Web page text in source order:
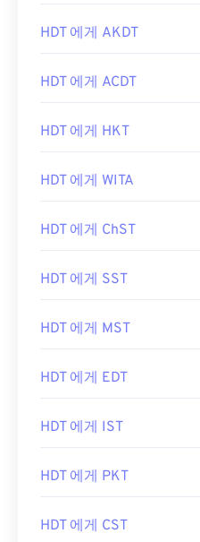
HDT 에게 AKDT
HDT 에게 ACDT
HDT 에게 HKT
HDT 에게 WITA
HDT 에게 ChST
HDT 에게 SST
HDT 에게 MST
HDT 에게 EDT
HDT 에게 IST
HDT 에게 PKT
HDT 에게 CST